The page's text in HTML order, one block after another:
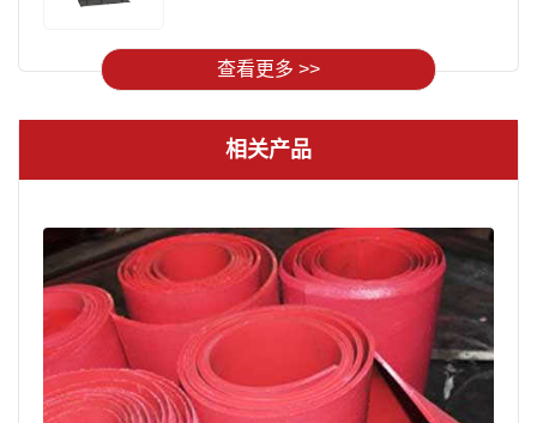
查看更多 >>
相关产品